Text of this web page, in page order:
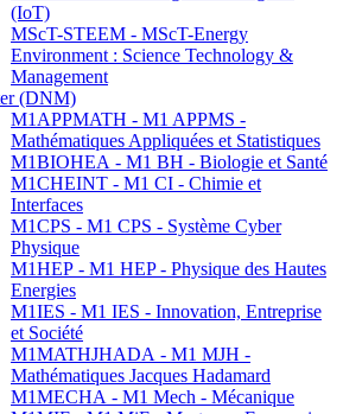
(IoT)
MScT-STEEM - MScT-Energy
Environment : Science Technology &
Management
(DNM)
M1APPMATH - M1 APPMS -
Mathématiques Appliquées et Statistiques
M1BIOHEA - M1 BH - Biologie et Santé
M1CHEINT - M1 CI - Chimie et
Interfaces
M1CPS - M1 CPS - Système Cyber
Physique
M1HEP - M1 HEP - Physique des Hautes
Energies
M1IES - M1 IES - Innovation, Entreprise
et Société
M1MATHJHADA - M1 MJH -
Mathématiques Jacques Hadamard
M1MECHA - M1 Mech - Mécanique